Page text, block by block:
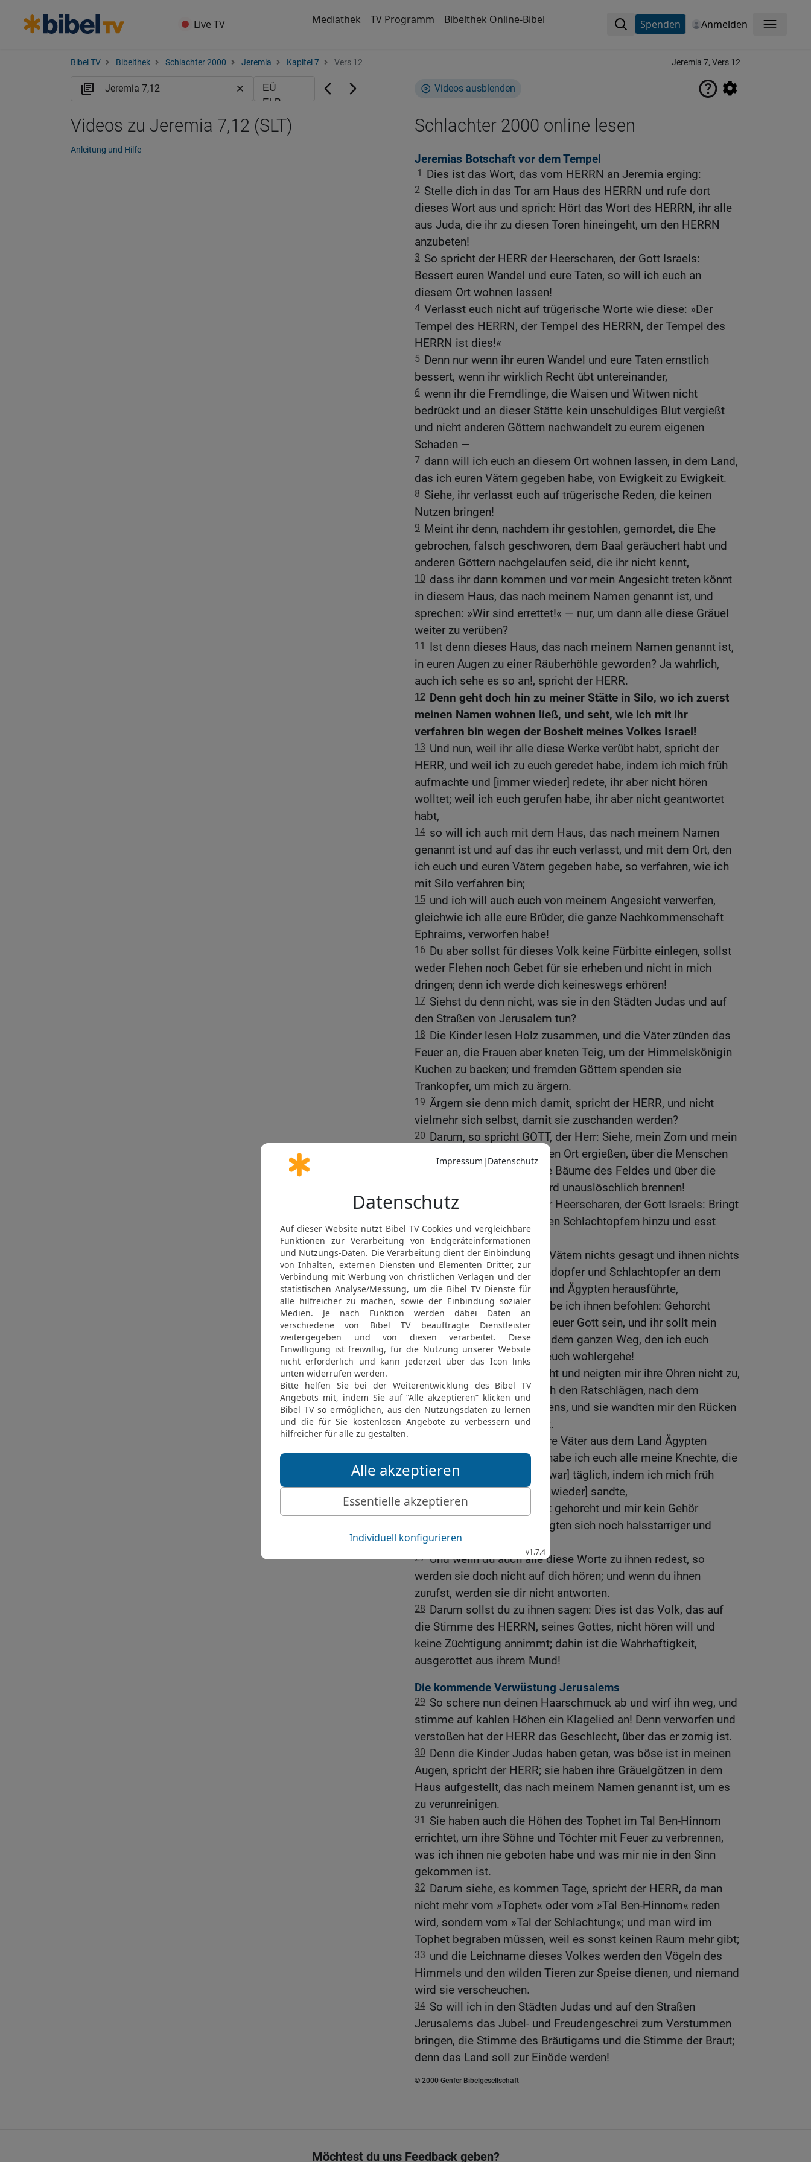
Live TV Mediathek TV Programm Bibelthek Online-Bibel Spenden Anmelden Menü
Bibel TV Bibelthek Schlachter 2000 Jeremia Kapitel 7 Vers 12 Jeremia 7, Vers 12
Videos ausblenden
Schlachter 2000 online lesen
Jeremias Botschaft vor dem Tempel
1 Dies ist das Wort, das vom HERRN an Jeremia erging:
2 Stelle dich in das Tor am Haus des HERRN und rufe dort
dieses Wort aus und sprich: Hört das Wort des HERRN, ihr alle
aus Juda, die ihr zu diesen Toren hineingeht, um den HERRN
anzubeten!
3 So spricht der HERR der Heerscharen, der Gott Israels:
Bessert euren Wandel und eure Taten, so will ich euch an
diesem Ort wohnen lassen!
4 Verlasst euch nicht auf trügerische Worte wie diese: »Der
Tempel des HERRN, der Tempel des HERRN, der Tempel des
HERRN ist dies!«
5 Denn nur wenn ihr euren Wandel und eure Taten ernstlich
bessert, wenn ihr wirklich Recht übt untereinander,
6 wenn ihr die Fremdlinge, die Waisen und Witwen nicht
bedrückt und an dieser Stätte kein unschuldiges Blut vergießt
und nicht anderen Göttern nachwandelt zu eurem eigenen
Schaden —
7 dann will ich euch an diesem Ort wohnen lassen, in dem Land,
das ich euren Vätern gegeben habe, von Ewigkeit zu Ewigkeit.
8 Siehe, ihr verlasst euch auf trügerische Reden, die keinen
Nutzen bringen!
9 Meint ihr denn, nachdem ihr gestohlen, gemordet, die Ehe
gebrochen, falsch geschworen, dem Baal geräuchert habt und
anderen Göttern nachgelaufen seid, die ihr nicht kennt,
10 dass ihr dann kommen und vor mein Angesicht treten könnt
in diesem Haus, das nach meinem Namen genannt ist, und
sprechen: »Wir sind errettet!« — nur, um dann alle diese Gräuel
weiter zu verüben?
11
Ist denn dieses Haus, das nach meinem Namen genannt ist,
in euren Augen zu einer Räuberhöhle geworden? Ja wahrlich,
auch ich sehe es so an!, spricht der HERR.
12 Denn geht doch hin zu meiner Stätte in Silo, wo ich zuerst
meinen Namen wohnen ließ, und seht, wie ich mit ihr
verfahren bin wegen der Bosheit meines Volkes Israel!
13 Und nun, weil ihr alle diese Werke verübt habt, spricht der
HERR, und weil ich zu euch geredet habe, indem ich mich früh
aufmachte und [immer wieder] redete, ihr aber nicht hören
wolltet; weil ich euch gerufen habe, ihr aber nicht geantwortet
habt,
14 so will ich auch mit dem Haus, das nach meinem Namen
genannt ist und auf das ihr euch verlasst, und mit dem Ort, den
ich euch und euren Vätern gegeben habe, so verfahren, wie ich
mit Silo verfahren bin;
15 und ich will auch euch von meinem Angesicht verwerfen,
gleichwie ich alle eure Brüder, die ganze Nachkommenschaft
Ephraims, verworfen habe!
16 Du aber sollst für dieses Volk keine Fürbitte einlegen, sollst
weder Flehen noch Gebet für sie erheben und nicht in mich
dringen; denn ich werde dich keineswegs erhören!
17 Siehst du denn nicht, was sie in den Städten Judas und auf
den Straßen von Jerusalem tun?
18 Die Kinder lesen Holz zusammen, und die Väter zünden das
Feuer an, die Frauen aber kneten Teig, um der Himmelskönigin
Kuchen zu backen; und fremden Göttern spenden sie
Trankopfer, um mich zu ärgern.
19 Ärgern sie denn mich damit, spricht der HERR, und nicht
vielmehr sich selbst, damit sie zuschanden werden?
20 Darum, so spricht GOTT, der Herr: Siehe, mein Zorn und mein
Grimm wird sich über diesen Ort ergießen, über die Menschen
und über das Vieh, über die Bäume des Feldes und über die
Früchte der Erde, und er wird unauslöschlich brennen!
21 So spricht der HERR der Heerscharen, der Gott Israels: Bringt
nur eure Brandopfer zu euren Schlachtopfern hinzu und esst
Fleisch!
22 Denn ich habe zu euren Vätern nichts gesagt und ihnen nichts
befohlen in Bezug auf Brandopfer und Schlachtopfer an dem
Tag, als ich sie aus dem Land Ägypten herausführte,
23 sondern dieses Wort habe ich ihnen befohlen: Gehorcht
meiner Stimme, so will ich euer Gott sein, und ihr sollt mein
Volk sein; und wandelt auf dem ganzen Weg, den ich euch
gebieten werde, damit es euch wohlergehe!
Aber sie gehorchten nicht und neigten mir ihre Ohren nicht zu,
sondern sie wandelten nach den Ratschlägen, nach dem
Starrsinn ihres bösen Herzens, und sie wandten mir den Rücken
zu und nicht das Angesicht.
Von dem Tag an, als eure Väter aus dem Land Ägypten
zogen, bis zu diesem Tag habe ich euch alle meine Knechte, die
Propheten, gesandt, [und zwar] täglich, indem ich mich früh
aufmachte und sie [immer wieder] sandte,
26 aber sie haben mir nicht gehorcht und mir kein Gehör
geschenkt, sondern sie zeigten sich noch halsstarriger und
böser als ihre Väter.
27 Und wenn du auch alle diese Worte zu ihnen redest, so
werden sie doch nicht auf dich hören; und wenn du ihnen
zurufst, werden sie dir nicht antworten.
28 Darum sollst du zu ihnen sagen: Dies ist das Volk, das auf
die Stimme des HERRN, seines Gottes, nicht hören will und
keine Züchtigung annimmt; dahin ist die Wahrhaftigkeit,
ausgerottet aus ihrem Mund!
Die kommende Verwüstung Jerusalems
29 So schere nun deinen Haarschmuck ab und wirf ihn weg, und
stimme auf kahlen Höhen ein Klagelied an! Denn verworfen und
verstoßen hat der HERR das Geschlecht, über das er zornig ist.
30 Denn die Kinder Judas haben getan, was böse ist in meinen
Augen, spricht der HERR; sie haben ihre Gräuelgötzen in dem
Haus aufgestellt, das nach meinem Namen genannt ist, um es
zu verunreinigen.
31
Sie haben auch die Höhen des Tophet im Tal Ben-Hinnom
errichtet, um ihre Söhne und Töchter mit Feuer zu verbrennen,
was ich ihnen nie geboten habe und was mir nie in den Sinn
gekommen ist.
32 Darum siehe, es kommen Tage, spricht der HERR, da man
nicht mehr vom »Tophet« oder vom »Tal Ben-Hinnom« reden
wird, sondern vom »Tal der Schlachtung«; und man wird im
Tophet begraben müssen, weil es sonst keinen Raum mehr gibt;
33 und die Leichname dieses Volkes werden den Vögeln des
Himmels und den wilden Tieren zur Speise dienen, und niemand
wird sie verscheuchen.
34 So will ich in den Städten Judas und auf den Straßen
Jerusalems das Jubel- und Freudengeschrei zum Verstummen
bringen, die Stimme des Bräutigams und die Stimme der Braut;
denn das Land soll zur Einöde werden!
© 2000 Genfer Bibelgesellschaft
Videos zu Jeremia 7,12 (SLT)
Anleitung und Hilfe
Möchtest du uns Feedback geben?